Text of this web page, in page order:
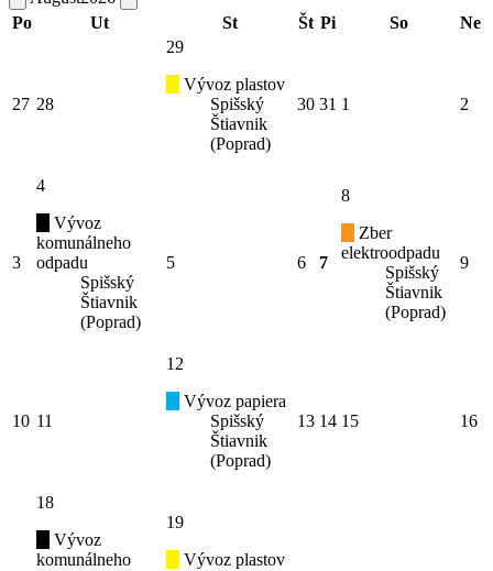
Po
Ut St Št Pi So Ne
27 28
29
Vývoz plastov
Spišský
Štiavnik
(Poprad)
30 31 1 2
3
4
Vývoz
komunálneho
odpadu
Spišský
Štiavnik
(Poprad)
5 6 7
8
Zber
elektroodpadu
Spišský
Štiavnik
(Poprad)
9
10 11
12
Vývoz papiera
Spišský
Štiavnik
(Poprad)
13 14 15 16
18
Vývoz
komunálneho
19
Vývoz plastov